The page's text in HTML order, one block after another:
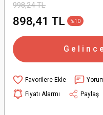
998,24 TL
898,41 TL %10
Fiyatı Alarmı
Paylaş